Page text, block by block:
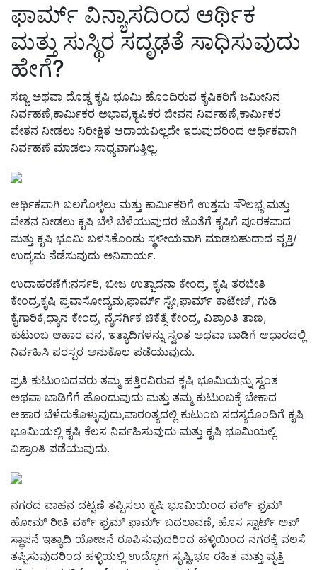
ಫಾರ್ಮ್ ವಿನ್ಯಾಸದಿಂದ ಆರ್ಥಿಕ
ಮತ್ತು ಸುಸ್ಥಿರ ಸದೃಢತೆ ಸಾಧಿಸುವುದು
ಹೇಗೆ?
ಸಣ್ಣ ಅಥವಾ ದೊಡ್ಡ ಕೃಷಿ ಭೂಮಿ ಹೊಂದಿರುವ ಕೃಷಿಕರಿಗೆ ಜಮೀನಿನ
ನಿರ್ವಹಣೆ,ಕಾರ್ಮಿಕರ ಅಭಾವ,ಕೃಷಿಕರ ಜೀವನ ನಿರ್ವಹಣೆ,ಕಾರ್ಮಿಕರ
ವೇತನ ನೀಡಲು ನಿರೀಕ್ಷಿತ ಆದಾಯವಿಲ್ಲದೇ ಇರುವುದರಿಂದ ಆರ್ಥಿಕವಾಗಿ
ನಿರ್ವಹಣೆ ಮಾಡಲು ಸಾಧ್ಯವಾಗುತ್ತಿಲ್ಲ.
ಆರ್ಥಿಕವಾಗಿ ಬಲಗೊಳ್ಳಲು ಮತ್ತು ಕಾರ್ಮಿಕರಿಗೆ ಉತ್ತಮ ಸೌಲಭ್ಯ ಮತ್ತು
ವೇತನ ನೀಡಲು ಕೃಷಿ ಬೆಳೆ ಬೆಳೆಯುವುದರ ಜೊತೆಗೆ ಕೃಷಿಗೆ ಪೂರಕವಾದ
ಮತ್ತು ಕೃಷಿ ಭೂಮಿ ಬಳಸಿಕೊಂಡು ಸ್ಥಳೀಯವಾಗಿ ಮಾಡಬಹುದಾದ ವೃತ್ತಿ/
ಉದ್ಯಮ ನೆಡೆಸುವುದು ಅನಿವಾರ್ಯ.
ಉದಾಹರಣೆಗೆ:ನರ್ಸರಿ, ಬೀಜ ಉತ್ಪಾದನಾ ಕೇಂದ್ರ, ಕೃಷಿ ತರಬೇತಿ
ಕೇಂದ್ರ,ಕೃಷಿ ಪ್ರವಾಸೋದ್ಯಮ,ಫಾರ್ಮ್ ಸ್ಟೇ,ಫಾರ್ಮ್ ಕಾಟೇಜ್, ಗುಡಿ
ಕೈಗಾರಿಕೆ,ಧ್ಯಾನ ಕೇಂದ್ರ, ನೈಸರ್ಗಿಕ ಚಿಕೆತ್ಸೆ ಕೇಂದ್ರ, ವಿಶ್ರಾಂತಿ ತಾಣ,
ಕುಟುಂಬ ಆಹಾರ ವನ, ಇತ್ಯಾದಿಗಳನ್ನು ಸ್ವಂತ ಅಥವಾ ಬಾಡಿಗೆ ಆಧಾರದಲ್ಲಿ
ನಿರ್ವಹಿಸಿ ಪರಸ್ಪರ ಅನುಕೊಲ ಪಡೆಯುವುದು.
ಪ್ರತಿ ಕುಟುಂಬದವರು ತಮ್ಮ ಹತ್ತಿರವಿರುವ ಕೃಷಿ ಭೂಮಿಯನ್ನು ಸ್ವಂತ
ಅಥವಾ ಬಾಡಿಗೆಗೆ ಹೊಂದುವುದು ಮತ್ತು ತಮ್ಮ ಕುಟುಂಬಕ್ಕೆ ಬೇಕಾದ
ಆಹಾರ ಬೆಳೆದುಕೊಳ್ಳುವುದು,ವಾರಂತ್ಯದಲ್ಲಿ ಕುಟುಂಬ ಸದಸ್ಯರೊಂದಿಗೆ ಕೃಷಿ
ಭೂಮಿಯಲ್ಲಿ ಕೃಷಿ ಕೆಲಸ ನಿರ್ವಹಿಸುವುದು ಮತ್ತು ಕೃಷಿ ಭೂಮಿಯಲ್ಲಿ
ವಿಶ್ರಾಂತಿ ಪಡೆಯುವುದು.
ನಗರದ ವಾಹನ ದಟ್ಟಣೆ ತಪ್ಪಿಸಲು ಕೃಷಿ ಭೂಮಿಯಿಂದ ವರ್ಕ್ ಫ್ರಮ್
ಹೋಮ್ ರೀತಿ ವರ್ಕ್ ಫ್ರಮ್ ಫಾರ್ಮ್ ಬದಲಾವಣೆ, ಹೊಸ ಸ್ಟಾರ್ಟ್ ಅಪ್
ಸ್ಥಾಪನೆ ಇತ್ಯಾದಿ ಯೋಜನೆ ರೂಪಿಸುವುದರಿಂದ ಹಳ್ಳಿಯಿಂದ ನಗರಕ್ಕೆ ವಲಸೆ
ತಪ್ಪಿಸುವುದರಿಂದ ಹಳ್ಳಿಯಲ್ಲಿ ಉದ್ಯೋಗ ಸೃಷ್ಟಿ,ಭೂ ರಹಿತ ಮತ್ತು ವೃತ್ತಿ